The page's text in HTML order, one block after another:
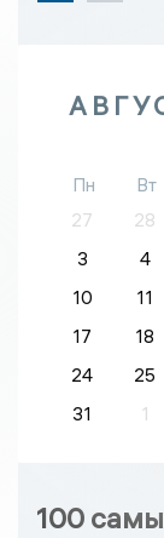
Пн Вт
27
28
3
4
10
11
17
18
24
25
31
1
100